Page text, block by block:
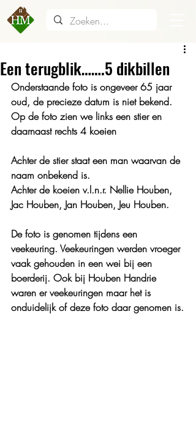
Een terugblik…….5 dikbillen
Onderstaande foto is ongeveer 65 jaar
oud, de precieze datum is niet bekend.
Op de foto zien we links een stier en
daarnaast rechts 4 koeien
Achter de stier staat een man waarvan de
naam onbekend is.
Achter de koeien v.l.n.r. Nellie Houben,
Jac Houben, Jan Houben, Jeu Houben.
De foto is genomen tijdens een
veekeuring. Veekeuringen werden vroeger
vaak gehouden in een wei bij een
boerderij. Ook bij Houben Handrie
waren er veekeuringen maar het is
onduidelijk of deze foto daar genomen is.